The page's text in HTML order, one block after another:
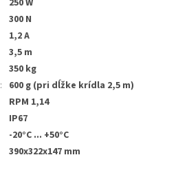
300 N
1,2 A
3,5 m
350 kg
: 600 g (pri dĺžke krídla 2,5 m)
RPM 1,14
IP67
-20°C ... +50°C
390x322x147 mm